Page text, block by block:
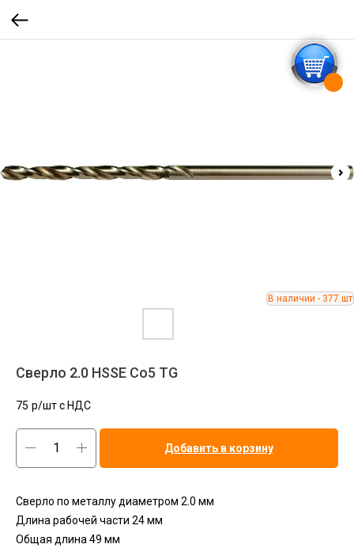
Сверло 2.0 HSSE Co5 TG
75 р/шт c НДС
Добавить в корзину
Сверло по металлу диаметром 2.0 мм
Длина рабочей части 24 мм
Общая длина 49 мм